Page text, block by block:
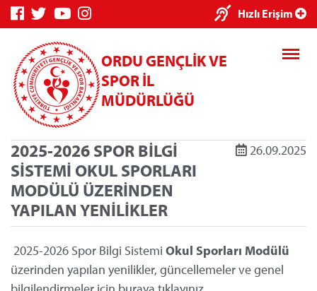
Hızlı Erişim
ORDU GENÇLİK VE
SPOR İL
MÜDÜRLÜĞÜ
2025-2026 SPOR BİLGİ
SİSTEMİ OKUL SPORLARI
MODÜLÜ ÜZERİNDEN
YAPILAN YENİLİKLER
26.09.2025
2025-2026 Spor Bilgi Sistemi Okul Sporları Modülü
üzerinden yapılan yenilikler, güncellemeler ve genel
×
Genç Bilgi
Sistemi
Spor Bilgi
Sistemi
Kredi/Yurt
Kredi/Yurt E-
Ödeme